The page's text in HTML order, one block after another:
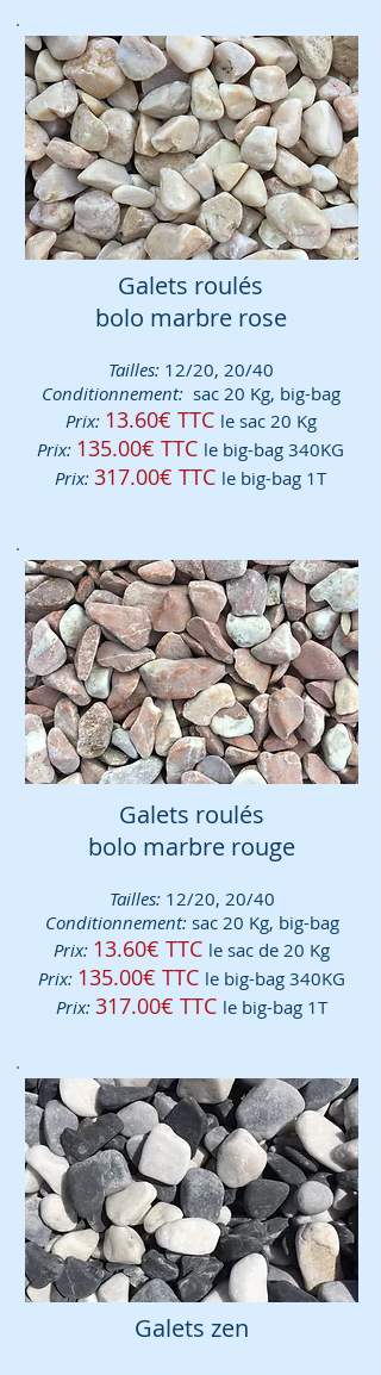
Galets roulés
bolo marbre rose
Tailles: 12/20, 20/40
Conditionnement:sac 20 Kg, big-bag
Prix: 13.60€ TTC le sac 20 Kg
Prix: 135.00€ TTC le big-bag 340KG
Prix: 317.00€ TTC le big-bag 1T
Galets roulés
bolo marbre rouge
Tailles:12/20, 20/40
Conditionnement:sac 20 Kg, big-bag
Prix: 13.60€ TTC le sac de 20 Kg
Prix: 135.00€ TTC le big-bag 340KG
Prix: 317.00€ TTC le big-bag 1T
Galets zen